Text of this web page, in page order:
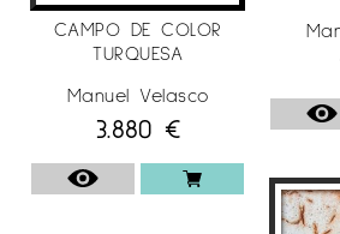
CAMPO DE COLOR
TURQUESA
Manuel Velasco
3.880 €